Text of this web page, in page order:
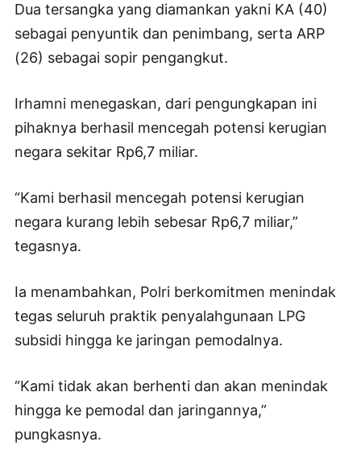
Dua tersangka yang diamankan yakni KA (40)
sebagai penyuntik dan penimbang, serta ARP
(26) sebagai sopir pengangkut.
Irhamni menegaskan, dari pengungkapan ini
pihaknya berhasil mencegah potensi kerugian
negara sekitar Rp6,7 miliar.
“Kami berhasil mencegah potensi kerugian
negara kurang lebih sebesar Rp6,7 miliar,”
tegasnya.
Ia menambahkan, Polri berkomitmen menindak
tegas seluruh praktik penyalahgunaan LPG
subsidi hingga ke jaringan pemodalnya.
“Kami tidak akan berhenti dan akan menindak
hingga ke pemodal dan jaringannya,”
pungkasnya.